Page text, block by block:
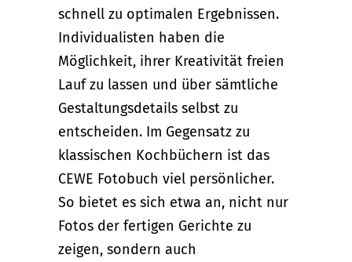
schnell zu optimalen Ergebnissen.
Individualisten haben die
Möglichkeit, ihrer Kreativität freien
Lauf zu lassen und über sämtliche
Gestaltungsdetails selbst zu
entscheiden. Im Gegensatz zu
klassischen Kochbüchern ist das
CEWE Fotobuch viel persönlicher.
So bietet es sich etwa an, nicht nur
Fotos der fertigen Gerichte zu
zeigen, sondern auch